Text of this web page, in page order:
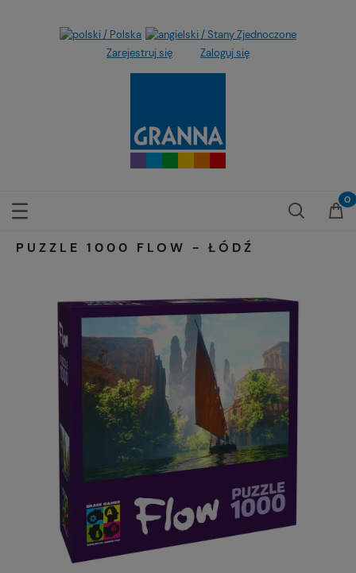
Zarejestruj się Zaloguj się
PUZZLE 1000 FLOW - ŁÓDŹ